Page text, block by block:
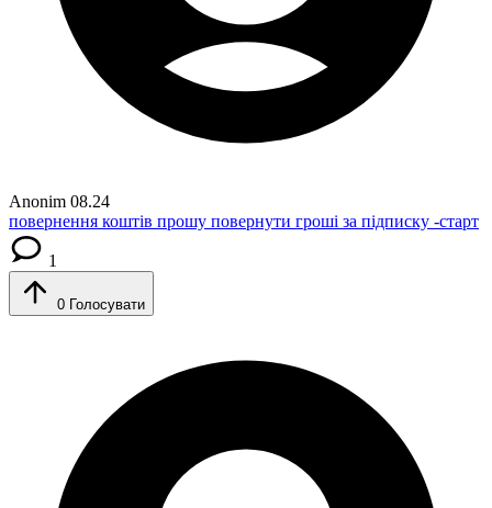
Anonim 08.24
повернення коштів прошу повернути гроші за підписку -старт
1
0 Голосувати